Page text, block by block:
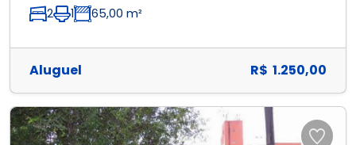
2 1 65,00 m²
Aluguel R$ 1.250,00